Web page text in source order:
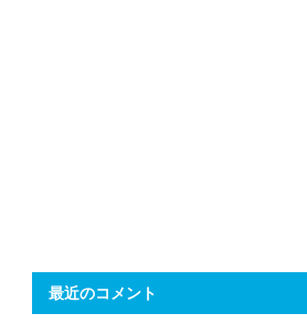
最近のコメント